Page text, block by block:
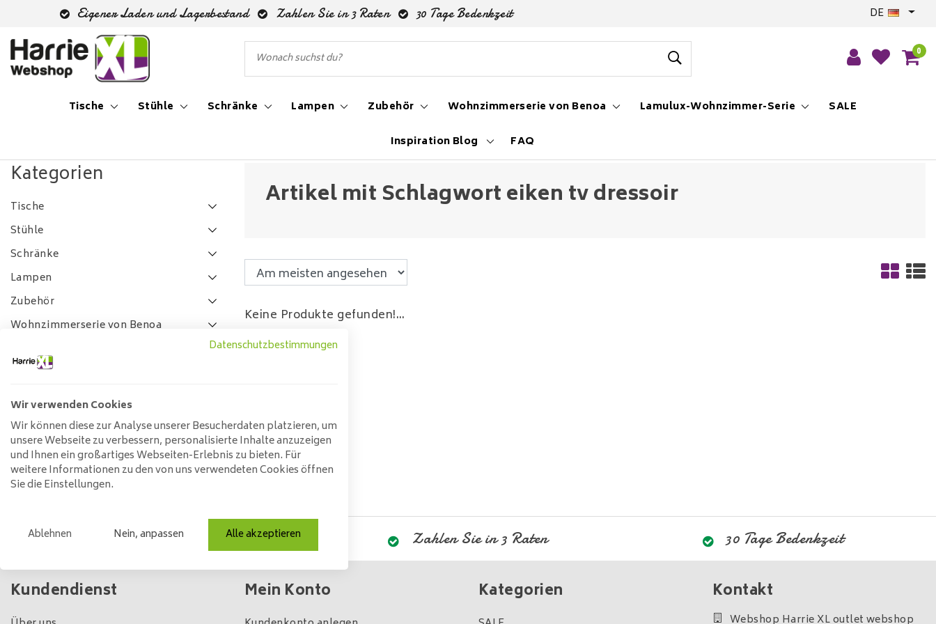
Eigener Laden und Lagerbestand Zahlen Sie in 3 Raten 30 Tage Bedenkzeit DE
0
Tische Stühle Schränke Lampen Zubehör Wohnzimmerserie von Benoa Lamulux-Wohnzimmer-Serie
SALE
Inspiration Blog
FAQ
Kategorien
Tische
Stühle
Schränke
Lampen
Zubehör
Wohnzimmerserie von Benoa
FAQ
Preis
Min: €0 Max: €5
Artikel mit Schlagwort eiken tv dressoir
Keine Produkte gefunden!...
Eigener Laden und Lagerbestand Zahlen Sie in 3 Raten 30 Tage Bedenkzeit
Kundendienst Mein Konto Kategorien Kontakt
Webshop Harrie XL outlet webshop
Datenschutzbestimmungen
Wir verwenden Cookies
Wir können diese zur Analyse unserer Besucherdaten platzieren, um
unsere Webseite zu verbessern, personalisierte Inhalte anzuzeigen
und Ihnen ein großartiges Webseiten-Erlebnis zu bieten. Für
weitere Informationen zu den von uns verwendeten Cookies öffnen
Sie die Einstellungen.
Ablehnen Nein, anpassen Alle akzeptieren